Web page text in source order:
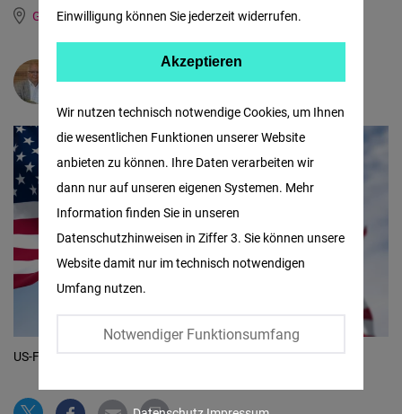
Global World Order Hub (Washington)
Martin Biesel
US-Flagge
Wir nutzen technisch notwendige Cookies, um Ihnen
die wesentlichen Funktionen unserer Website
anbieten zu können. Ihre Daten verarbeiten wir
dann nur auf unseren eigenen Systemen. Mehr
Information finden Sie in unseren
Datenschutzhinweisen in Ziffer 3. Sie können unsere
Website damit nur im technisch notwendigen
Umfang nutzen.
Notwendiger Funktionsumfang
Einwilligung können Sie jederzeit widerrufen.
Facebook
Embed
Twitter
Embed
Instagram
Embed
Akzeptieren